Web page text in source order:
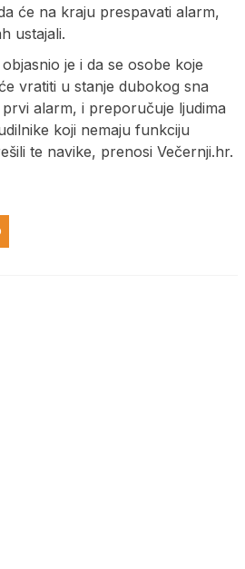
će na kraju prespavati alarm,
ustajali.
je i da se osobe koje
vratiti u stanje dubokog sna
alarm, i preporučuje ljudima
koji nemaju funkciju
te navike, prenosi Večernji.hr.